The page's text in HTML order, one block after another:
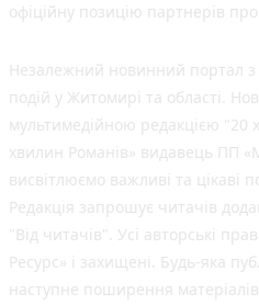
офіційну позицію партнерів
Незалежний новинний портал
подій у Житомирі та області.
мультимедійною редакцією
хвилин Романів» видавець ПП
висвітлюємо важливі та цікаві
Редакція запрошує читачів
"Від читачів". Усі авторські
Ресурс» і захищені. Будь-яка
наступне поширення